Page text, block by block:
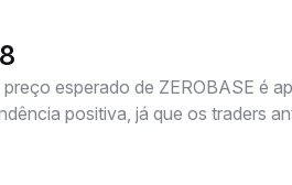
esperado de ZEROBASE é
positiva, já que os traders